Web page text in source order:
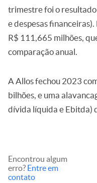
trimestre foi o
e despesas
R$ 111,665 milhões,
comparação anual.
A Allos fechou 2023
bilhões, e uma
dívida líquida e Ebitda)
Encontrou algum
erro? Entre em
contato